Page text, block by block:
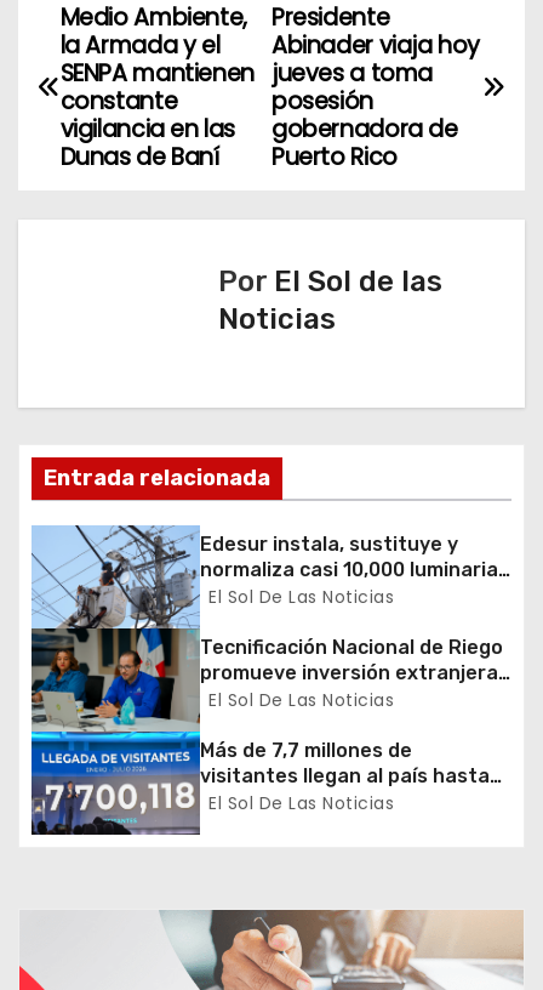
N
a
g
n
d
e
e
n
t
r
a
Presidente
Abinader viaja hoy
jueves a toma
posesión
gobernadora de
Puerto Rico
Medio Ambiente,
la Armada y el
SENPA mantienen
constante
vigilancia en las
Dunas de Baní
Por El Sol de las
Noticias
Entrada relacionada
Edesur instala, sustituye y
normaliza casi 10,000 luminarias
en 12 demarcaciones
El Sol De Las Noticias
Tecnificación Nacional de Riego
promueve inversión extranjera
en agricultura y riego
El Sol De Las Noticias
Más de 7,7 millones de
visitantes llegan al país hasta
julio
El Sol De Las Noticias